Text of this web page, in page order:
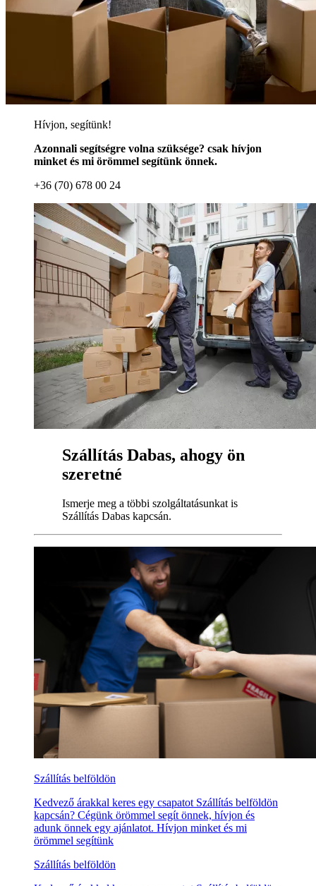
Hívjon, segítünk!
Azonnali segítségre volna szüksége? csak hívjon
minket és mi örömmel segítünk önnek.
+36 (70) 678 00 24
Szállítás Dabas, ahogy ön
szeretné
Ismerje meg a többi szolgáltatásunkat is
Szállítás Dabas kapcsán.
Szállítás belföldön
Kedvező árakkal keres egy csapatot Szállítás belföldön
kapcsán? Cégünk örömmel segít önnek, hívjon és
adunk önnek egy ajánlatot. Hívjon minket és mi
örömmel segítünk
Szállítás belföldön